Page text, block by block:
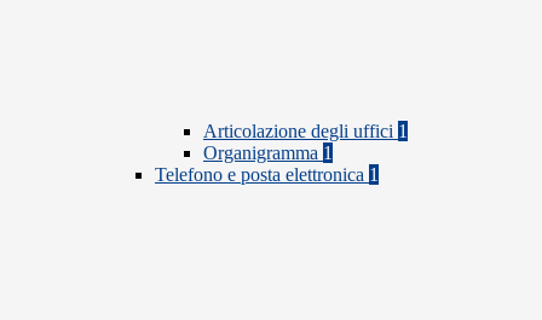
Articolazione degli uffici 1
Organigramma 1
Telefono e posta elettronica 1